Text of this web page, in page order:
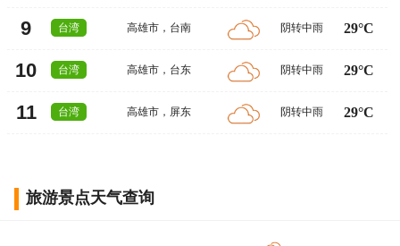
9 台湾 高雄市 ， 台南 阴转中雨 29°C
10 台湾 高雄市 ， 台东 阴转中雨 29°C
11 台湾 高雄市 ， 屏东 阴转中雨 29°C
旅游景点天气查询